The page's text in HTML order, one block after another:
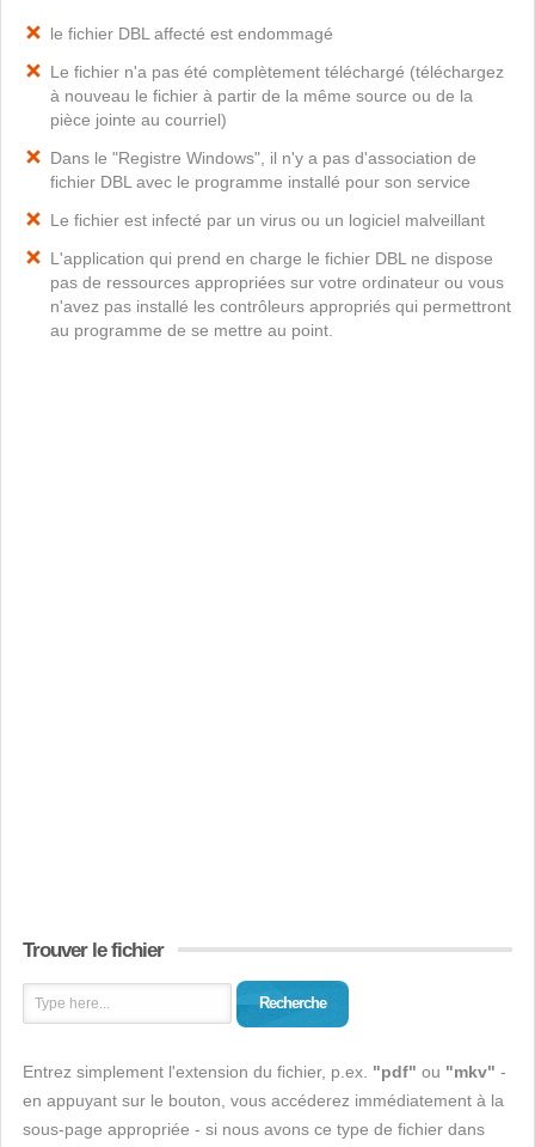
le fichier DBL affecté est endommagé
Le fichier n'a pas été complètement téléchargé (téléchargez
à nouveau le fichier à partir de la même source ou de la
pièce jointe au courriel)
Dans le "Registre Windows", il n'y a pas d'association de
fichier DBL avec le programme installé pour son service
Le fichier est infecté par un virus ou un logiciel malveillant
L'application qui prend en charge le fichier DBL ne dispose
pas de ressources appropriées sur votre ordinateur ou vous
n'avez pas installé les contrôleurs appropriés qui permettront
au programme de se mettre au point.
Trouver le fichier
Recherche
Entrez simplement l'extension du fichier, p.ex. "pdf" ou "mkv" -
en appuyant sur le bouton, vous accéderez immédiatement à la
sous-page appropriée - si nous avons ce type de fichier dans